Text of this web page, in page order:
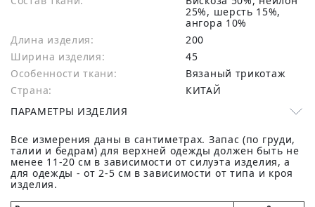
25%, шерсть 15%,
ангора 10%
Длина изделия:
200
Ширина изделия:
45
Особенности ткани:
Вязаный трикотаж
Страна:
КИТАЙ
ПАРАМЕТРЫ ИЗДЕЛИЯ
Все измерения даны в сантиметрах. Запас (по груди,
талии и бедрам) для верхней одежды должен быть не
менее 11-20 см в зависимости от силуэта изделия, а
для одежды - от 2-5 см в зависимости от типа и кроя
изделия.